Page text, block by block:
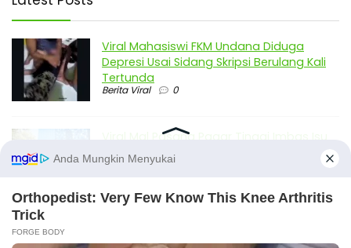
Viral Mahasiswi FKM Undana Diduga
Depresi Usai Sidang Skripsi Berulang Kali
Tertunda
Berita Viral 0
Viral Mal Pasang Pagar Tinggi Imbas Isu
Demo Agustus, Polri Pastikan Situasi
Aman dan Tingkatkan Intelijen serta
Berita Viral 1
Viral Alutsista Berjejer di Monas Dikaitkan